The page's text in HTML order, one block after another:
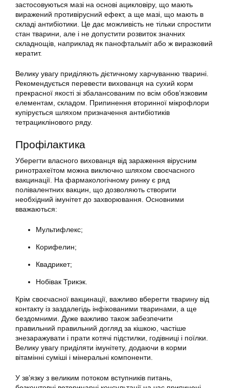
застосовуються мазі на основі ацикловіру, що мають
виражений противірусний ефект, а ще мазі, що мають в
складі антибіотики. Це дає можливість не тільки спростити
стан тварини, але і не допустити розвиток значних
складнощів, наприклад як панофтальміт або ж виразковий
кератит.
Велику увагу приділяють дієтичному харчуванню тварині.
Рекомендується перевести вихованця на сухий корм
прекрасної якості зі збалансованим по всім обов’язковим
елементам, складом. Припинення вторинної мікрофлори
купірується шляхом призначення антибіотиків
тетрациклінового ряду.
Профілактика
Уберегти власного вихованця від зараження вірусним
ринотрахеїтом можна виключно шляхом своєчасного
вакцинації. На фармакологічному ринку є ряд
полівалентних вакцин, що дозволяють створити
необхідний імунітет до захворювання. Основними
вважаються:
Мультифлекс;
Корифелин;
Квадрикет;
Нобівак Трикэк.
Крім своєчасної вакцинації, важливо вберегти тварину від
контакту із заздалегідь інфікованими тваринами, а ще
бездомними. Дуже важливо також забезпечити
правильний правильний догляд за кішкою, частіше
знезаражувати і прати котячі підстилки, годівниці і поїлки.
Велику увагу приділяти імунітету, додаючи в корми
вітамінні суміші і мінеральні компоненти.
У зв’язку з великим потоком вступників питань,